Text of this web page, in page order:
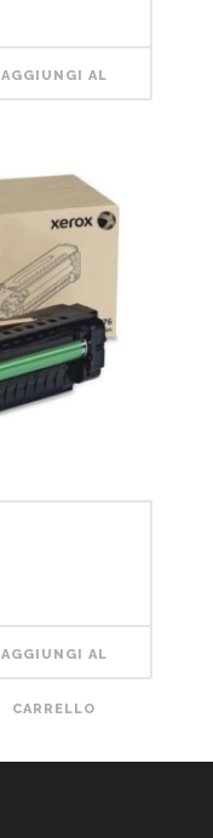
AGGIUNGI AL
AGGIUNGI AL
CARRELLO